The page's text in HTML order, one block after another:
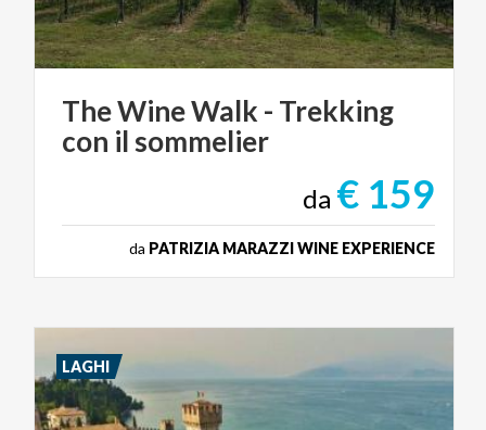
TheWineWalk - Trekking
con il sommelier
da € 159
da PATRIZIA MARAZZI WINE EXPERIENCE
LAGHI